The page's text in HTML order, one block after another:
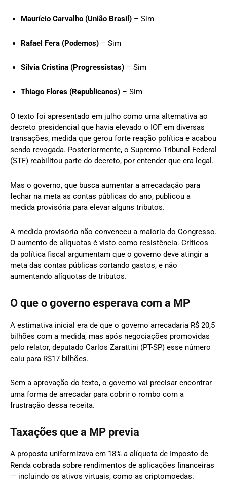
Maurício Carvalho (União Brasil) – Sim
Rafael Fera (Podemos) – Sim
Sílvia Cristina (Progressistas) – Sim
Thiago Flores (Republicanos) – Sim
O texto foi apresentado em julho como uma alternativa ao
decreto presidencial que havia elevado o IOF em diversas
transações, medida que gerou forte reação política e acabou
sendo revogada. Posteriormente, o Supremo Tribunal Federal
(STF) reabilitou parte do decreto, por entender que era legal.
Mas o governo, que busca aumentar a arrecadação para
fechar na meta as contas públicas do ano, publicou a
medida provisória para elevar alguns tributos.
A medida provisória não convenceu a maioria do Congresso.
O aumento de alíquotas é visto como resistência. Críticos
da política fiscal argumentam que o governo deve atingir a
meta das contas públicas cortando gastos, e não
aumentando alíquotas de tributos.
O que o governo esperava com a MP
A estimativa inicial era de que o governo arrecadaria R$ 20,5
bilhões com a medida, mas após negociações promovidas
pelo relator, deputado Carlos Zarattini (PT-SP) esse número
caiu para R$17 bilhões.
Sem a aprovação do texto, o governo vai precisar encontrar
uma forma de arrecadar para cobrir o rombo com a
frustração dessa receita.
Taxações que a MP previa
A proposta uniformizava em 18% a alíquota de Imposto de
Renda cobrada sobre rendimentos de aplicações financeiras
— incluindo os ativos virtuais, como as criptomoedas.